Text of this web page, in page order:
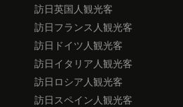
訪日英国人観光客
訪日フランス人観光客
訪日ドイツ人観光客
訪日イタリア人観光客
訪日ロシア人観光客
訪日スペイン人観光客